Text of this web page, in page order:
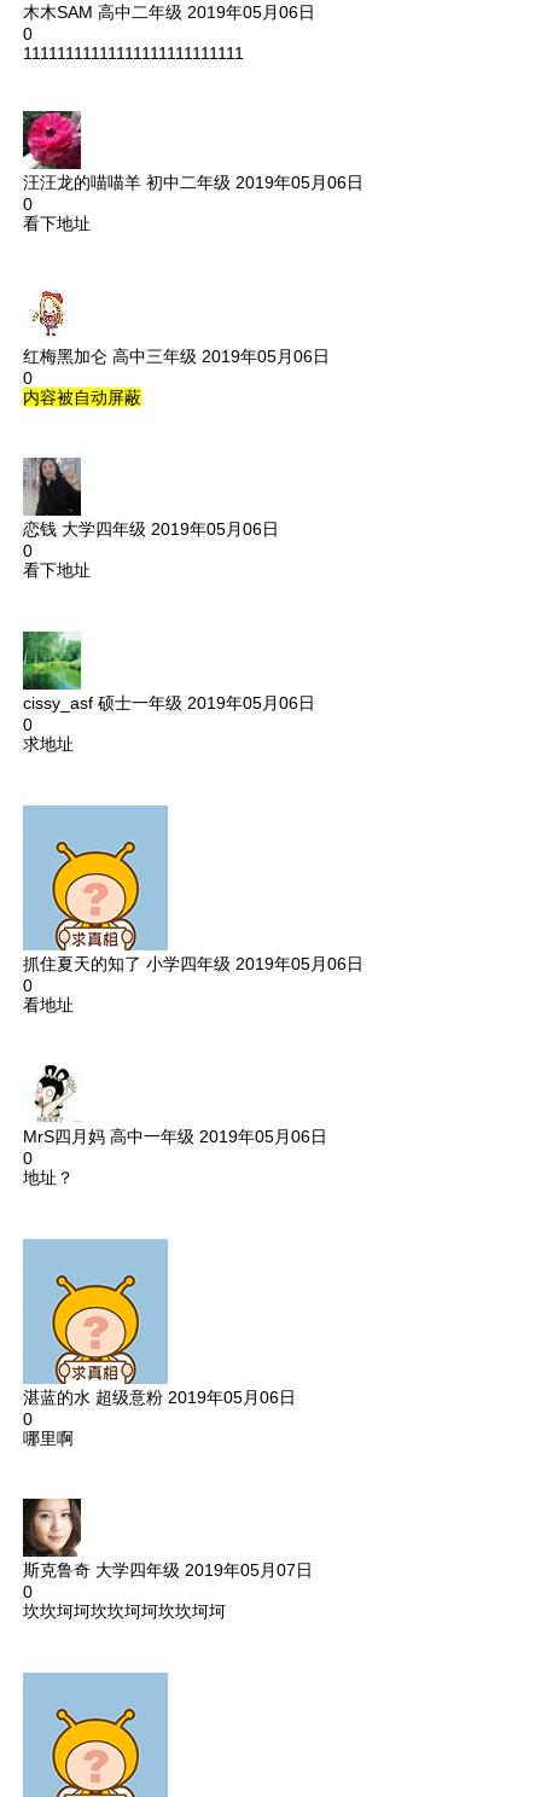
木木SAM 高中二年级 2019年05月06日
0
11111111111111111111111111
汪汪龙的喵喵羊 初中二年级 2019年05月06日
0
看下地址
红梅黑加仑 高中三年级 2019年05月06日
0
内容被自动屏蔽
恋钱 大学四年级 2019年05月06日
0
看下地址
cissy_asf 硕士一年级 2019年05月06日
0
求地址
抓住夏天的知了 小学四年级 2019年05月06日
0
看地址
MrS四月妈 高中一年级 2019年05月06日
0
地址？
湛蓝的水 超级意粉 2019年05月06日
0
哪里啊
斯克鲁奇 大学四年级 2019年05月07日
0
坎坎坷坷坎坎坷坷坎坎坷坷